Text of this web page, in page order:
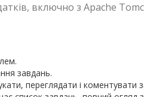
включно з Apache
завдань.
переглядати і коментувати